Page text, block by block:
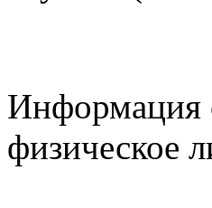
Информация
физическое